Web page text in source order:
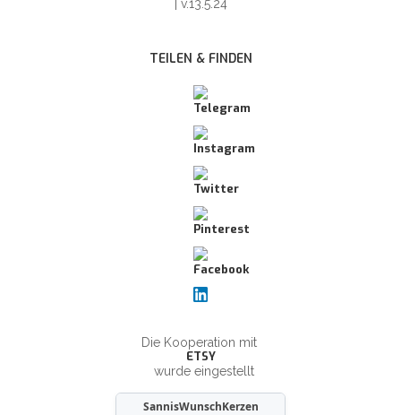
| v.13.5.24
TEILEN & FINDEN
Die Kooperation mit
ETSY
wurde eingestellt
SannisWunschKerzen